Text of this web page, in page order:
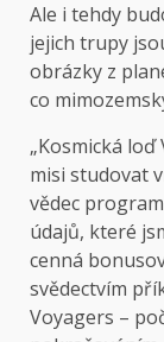
Ale i tehdy
jejich trupy
obrázky z
co
„Kosmická
misi studovat
vědec
údajů, které
cenná
svědectvím
Voyagers –